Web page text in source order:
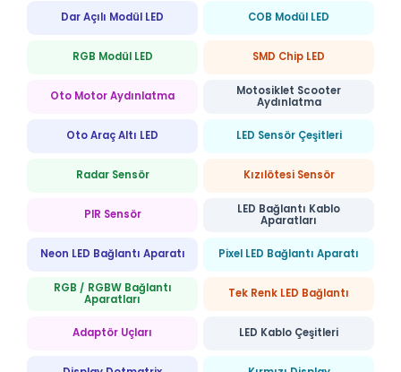
Dar Açılı Modül LED COB Modül LED
RGB Modül LED SMD Chip LED
Oto Motor Aydınlatma
Motosiklet Scooter
Aydınlatma
Oto Araç Altı LED LED Sensör Çeşitleri
Radar Sensör Kızılötesi Sensör
PIR Sensör
LED Bağlantı Kablo
Aparatları
Neon LED Bağlantı Aparatı Pixel LED Bağlantı Aparatı
RGB / RGBW Bağlantı
Aparatları
Tek Renk LED Bağlantı
Adaptör Uçları LED Kablo Çeşitleri